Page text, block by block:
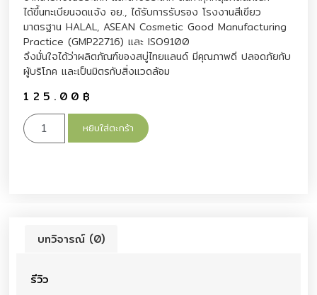
ได้ขึ้นทะเบียนจดแจ้ง อย., ได้รับการรับรอง โรงงานสีเขียว
มาตรฐาน HALAL, ASEAN Cosmetic Good Manufacturing
Practice (GMP22716) และ ISO9100
จึงมั่นใจได้ว่าผลิตภัณฑ์ของสบู่ไทยแลนด์ มีคุณภาพดี ปลอดภัยกับ
ผู้บริโภค และเป็นมิตรกับสิ่งแวดล้อม
125.00 ฿
หยิบใส่ตะกร้า
บทวิจารณ์ (0)
รีวิว